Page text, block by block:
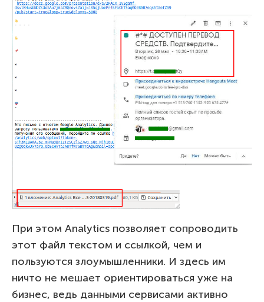
При этом Analytics позволяет сопроводить
этот файл текстом и ссылкой, чем и
пользуются злоумышленники. И здесь им
ничто не мешает ориентироваться уже на
бизнес, ведь данными сервисами активно